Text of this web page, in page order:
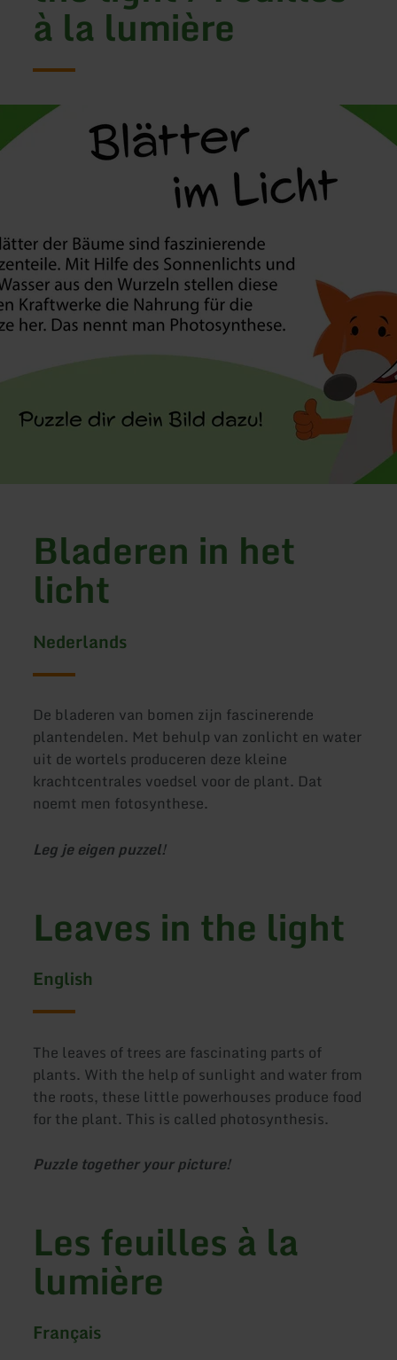
à la lumière
Bladeren in het
licht
Nederlands
De bladeren van bomen zijn fascinerende
plantendelen. Met behulp van zonlicht en water
uit de wortels produceren deze kleine
krachtcentrales voedsel voor de plant. Dat
noemt men fotosynthese.
Leg je eigen puzzel!
Leaves in the light
English
The leaves of trees are fascinating parts of
plants. With the help of sunlight and water from
the roots, these little powerhouses produce food
for the plant. This is called photosynthesis.
Puzzle together your picture!
Les feuilles à la
lumière
Français